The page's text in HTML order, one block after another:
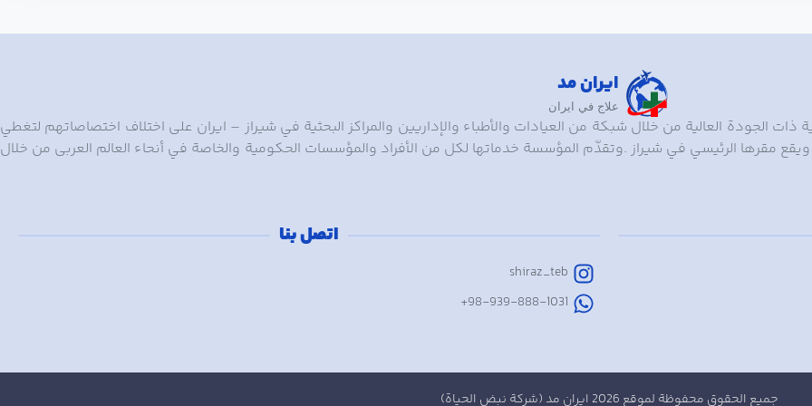
ایران مد
علاج ﻓﻲ ایران
الجودة العالیة من خلال شبکة من العیادات والأطباء والإداریین والمراکز البحثیة ﻓﻲ شیراز – ایران ﻋﻠﯽ اختلاف اختصاصاتهم لتغطي
مقرها الرئیسي ﻓﻲ شیراز .وتقدّم المؤسسة خدماتها لکل من الأفراد والمؤسسات الحکومیة والخاصة ﻓﻲ أنحاء العالم العربی من خلال
اتصل بنا
shiraz_teb
98-939-888-1031+
جميع الحقوق محفوظة لموقع 2026 ایران مد (شركة نبض الحیاة)